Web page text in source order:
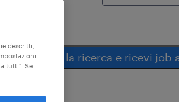
salva la ricerca e ricevi job
descritti,
tutti". Se